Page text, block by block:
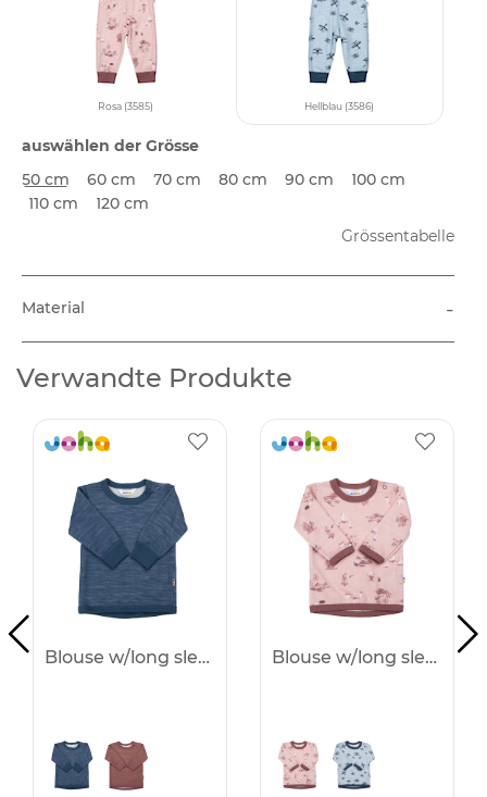
Rosa (3585) Hellblau (3586)
auswählen der Grösse
50 cm
60 cm 70 cm 80 cm 90 cm
100 cm
110 cm
120 cm
Grössentabelle
Material -
Verwandte Produkte
Blouse w/long sleeves - 25% Blouse w/long sleeves - 25%